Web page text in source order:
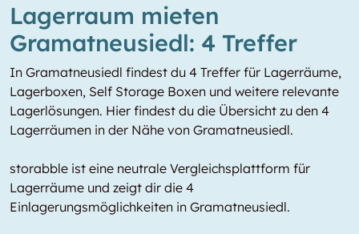
Lagerraum mieten
Gramatneusiedl: 4 Treffer
In Gramatneusiedl findest du 4 Treffer für Lagerräume,
Lagerboxen, Self Storage Boxen und weitere relevante
Lagerlösungen. Hier findest du die Übersicht zu den 4
Lagerräumen in der Nähe von Gramatneusiedl.
storabble ist eine neutrale Vergleichsplattform für
Lagerräume und zeigt dir die 4
Einlagerungsmöglichkeiten in Gramatneusiedl.